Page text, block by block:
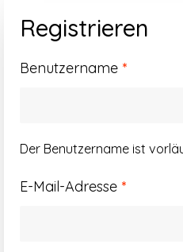
Registrieren
Benutzername *
Der Benutzername ist
E-Mail-Adresse *